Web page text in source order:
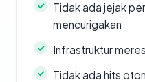
Tidak ada jejak
mencurigakan
Infrastruktur
Tidak ada hits